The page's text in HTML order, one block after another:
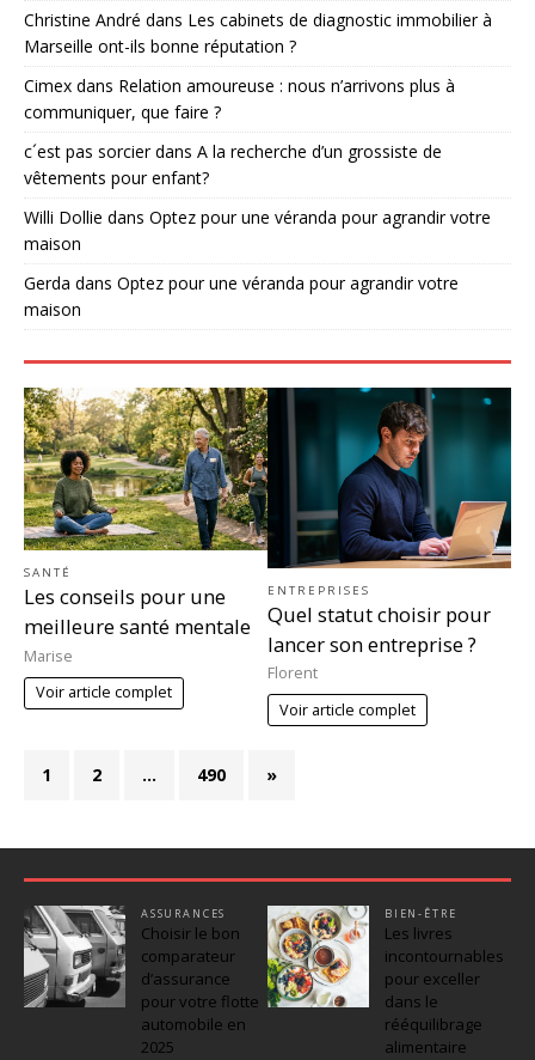
Christine André dans Les cabinets de diagnostic immobilier à
Marseille ont-ils bonne réputation ?
Cimex dans Relation amoureuse : nous n’arrivons plus à
communiquer, que faire ?
c´est pas sorcierdans A la recherche d’un grossiste de
vêtements pour enfant?
Willi Dollie dans Optez pour une véranda pour agrandir votre
maison
Gerda dans Optez pour une véranda pour agrandir votre
maison
SANTÉ
Les conseils pour une
meilleure santé mentale
Marise
Voir article complet
ENTREPRISES
Quel statut choisir pour
lancer son entreprise ?
Florent
Voir article complet
1 2 … 490 »
ASSURANCES
Choisir le bon
comparateur
d’assurance
pour votre flotte
automobile en
2025
BIEN-ÊTRE
Les livres
incontournables
pour exceller
dans le
rééquilibrage
alimentaire